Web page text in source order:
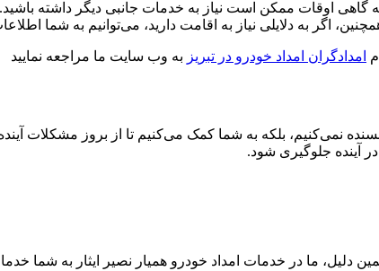
گاهی اوقات ممکن است نیاز به خدمات جانبی دیگر داشته
اگر به دلایلی نیاز به اقامت دارید، می‌توانیم به شما
امدادگران امداد خودرو در تبریز به وب سایت ما مراجعه نمایید
نمی‌کنیم، بلکه به شما کمک می‌کنیم تا از بروز مشکلات
آینده جلوگیری شود.